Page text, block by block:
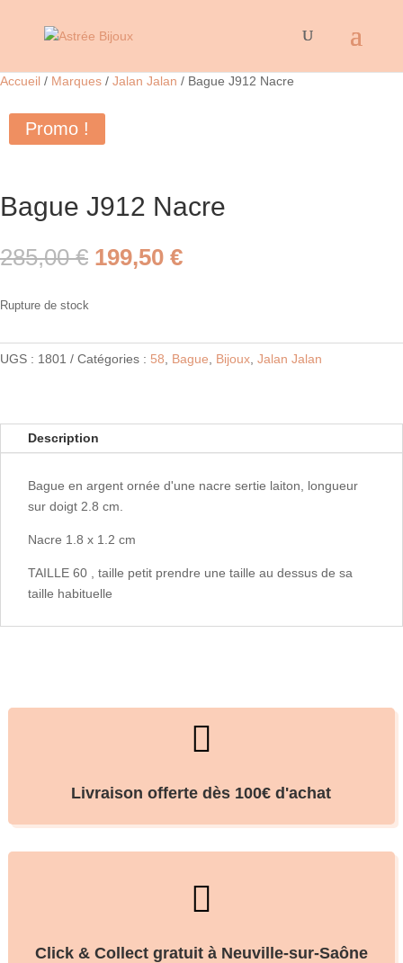
Accueil / Marques / Jalan Jalan / Bague J912 Nacre
Promo !
Bague J912 Nacre
285,00€ Le
285,00 €.
199,50 €Le
199,50 €.
Rupture de stock
UGS : 1801 Catégories : 58 Bague Bijoux Jalan Jalan
Description
Bague en argent ornée d'une nacre sertie laiton, longueur
sur doigt 2.8 cm.
Nacre 1.8 x 1.2 cm
TAILLE 60 , taille petit prendre une taille au dessus de sa
taille habituelle

Livraison offerte dès 100€ d'achat

Click & Collect gratuit à Neuville-sur-Saône